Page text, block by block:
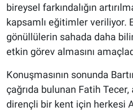
bireysel farkındalığın
kapsamlı eğitimler veriliyor.
gönüllülerin sahada daha
etkin görev almasını
Konuşmasının sonunda
çağrıda bulunan Fatih Tecer,
dirençli bir kent için herkesi